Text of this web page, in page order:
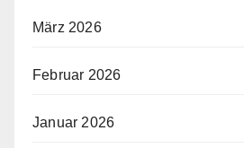
März 2026
Februar 2026
Januar 2026